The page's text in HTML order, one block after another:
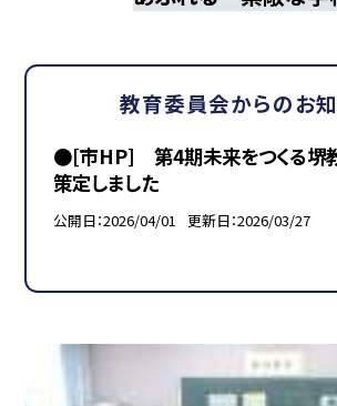
教育委員会からのお
●[市HP] 第4期未来をつくる堺
策定しました
公開日 2026/04/01 更新日 2026/03/27